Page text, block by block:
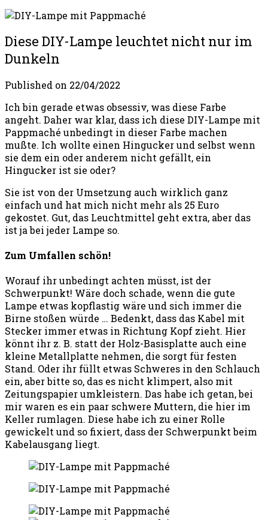
Diese DIY-Lampe leuchtet nicht nur im
Dunkeln
Published on 22/04/2022
Ich bin gerade etwas obsessiv, was diese Farbe
angeht. Daher war klar, dass ich diese DIY-Lampe mit
Pappmaché unbedingt in dieser Farbe machen
mußte. Ich wollte einen Hingucker und selbst wenn
sie dem ein oder anderem nicht gefällt, ein
Hingucker ist sie oder?
Sie ist von der Umsetzung auch wirklich ganz
einfach und hat mich nicht mehr als 25 Euro
gekostet. Gut, das Leuchtmittel geht extra, aber das
ist ja bei jeder Lampe so.
Zum Umfallen schön!
Worauf ihr unbedingt achten müsst, ist der
Schwerpunkt! Wäre doch schade, wenn die gute
Lampe etwas kopflastig wäre und sich immer die
Birne stoßen würde … Bedenkt, dass das Kabel mit
Stecker immer etwas in Richtung Kopf zieht. Hier
könnt ihr z. B. statt der Holz-Basisplatte auch eine
kleine Metallplatte nehmen, die sorgt für festen
Stand. Oder ihr füllt etwas Schweres in den Schlauch
ein, aber bitte so, das es nicht klimpert, also mit
Zeitungspapier umkleistern. Das habe ich getan, bei
mir waren es ein paar schwere Muttern, die hier im
Keller rumlagen. Diese habe ich zu einer Rolle
gewickelt und so fixiert, dass der Schwerpunkt beim
Kabelausgang liegt.